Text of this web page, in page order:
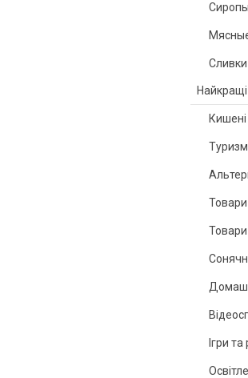
Сиропы
Сливки
Туризм
Ігри